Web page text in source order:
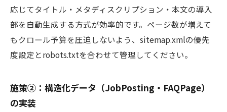
応じてタイトル・メタディスクリプション・本文の導入
部を自動生成する方式が効率的です。ページ数が増えて
もクロール予算を圧迫しないよう、sitemap.xmlの優先
度設定とrobots.txtを合わせて管理してください。
施策②：構造化データ（JobPosting・FAQPage）
の実装